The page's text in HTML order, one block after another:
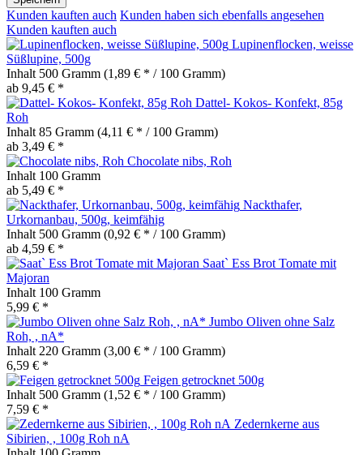
Kunden kauften auch Kunden haben sich ebenfalls angesehen
Kunden kauften auch
Lupinenflocken, weisse
Süßlupine, 500g
Inhalt 500 Gramm (1,89 € * / 100 Gramm)
ab 9,45 € *
Dattel- Kokos- Konfekt, 85g
Roh
Inhalt 85 Gramm (4,11 € * / 100 Gramm)
ab 3,49 € *
Chocolate nibs, Roh
Inhalt 100 Gramm
ab 5,49 € *
Nackthafer,
Urkornanbau, 500g, keimfähig
Inhalt 500 Gramm (0,92 € * / 100 Gramm)
ab 4,59 € *
Saat` Ess Brot Tomate mit
Majoran
Inhalt 100 Gramm
5,99 € *
Jumbo Oliven ohne Salz
Roh, , nA*
Inhalt 220 Gramm (3,00 € * / 100 Gramm)
6,59 € *
Feigen getrocknet 500g
Inhalt 500 Gramm (1,52 € * / 100 Gramm)
7,59 € *
Zedernkerne aus
Sibirien, , 100g Roh nA